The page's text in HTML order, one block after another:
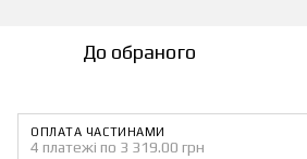
До обраного
ОПЛАТА ЧАСТИНАМИ
4 платежі по 3 319.00 грн